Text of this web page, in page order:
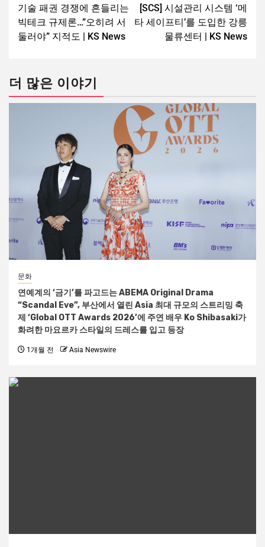
기술 패권 경쟁에 흔들리는
빅테크 규제론…”오히려 서
둘러야” 지적도 | KS News
[SCS] 시설관리 시스템 ‘메
타 세이프티’를 도입한 강릉
물류센터 | KS News
더 많은 이야기
문화
연예계의 ‘금기’를 파고드는 ABEMA Original Drama
“Scandal Eve”, 부산에서 열린 Asia 최대 규모의 스트리밍 축
제 ‘Global OTT Awards 2026’에 주연 배우 Ko Shibasaki가
화려한 마요르카 스타일의 드레스를 입고 등장
1개월 전 Asia Newswire